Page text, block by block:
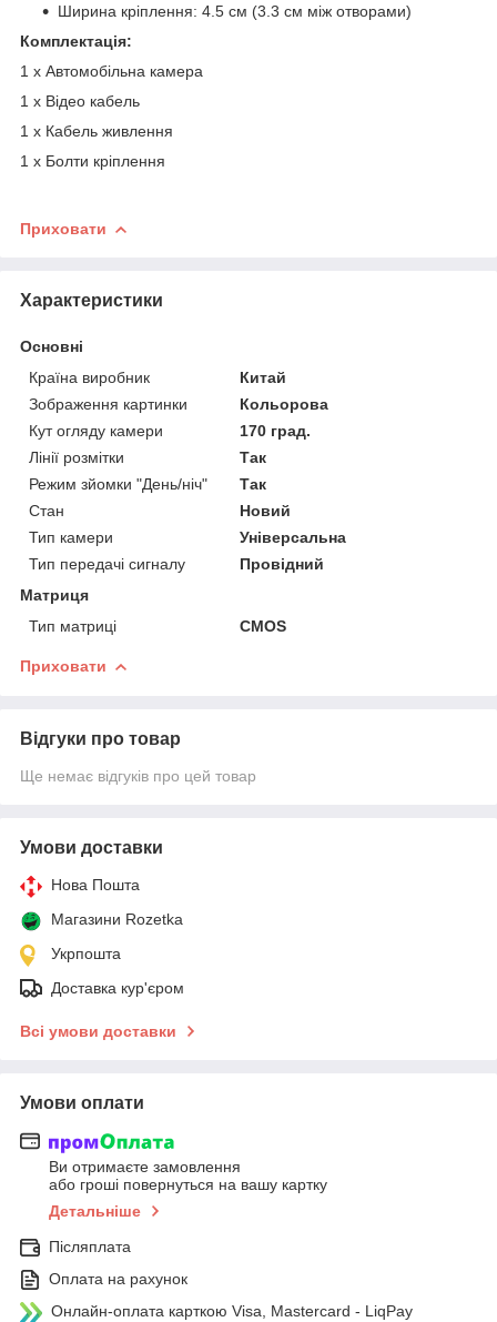
Ширина кріплення: 4.5 см (3.3 см між отворами)
Комплектація:
1 х Автомобільна камера
1 х Відео кабель
1 х Кабель живлення
1 х Болти кріплення
Приховати
Характеристики
Основні
Країна виробник
Китай
Зображення картинки
Кольорова
Кут огляду камери
170 град.
Лінії розмітки
Так
Режим зйомки "День/ніч"
Так
Стан
Новий
Тип камери
Універсальна
Тип передачі сигналу
Провідний
Матриця
Тип матриці
CMOS
Приховати
Відгуки про товар
Ще немає відгуків про цей товар
Умови доставки
Нова Пошта
Магазини Rozetka
Укрпошта
Доставка кур'єром
Всі умови доставки
Умови оплати
Ви отримаєте замовлення
або гроші повернуться на вашу картку
Детальніше
Післяплата
Оплата на рахунок
Онлайн-оплата карткою Visa, Mastercard - LiqPay